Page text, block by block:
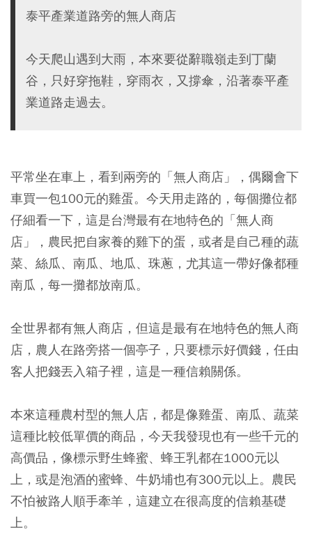
泰平產業道路旁的無人商店
今天爬山遇到大雨，本來要從辭職嶺走到丁蘭
谷，只好穿拖鞋，穿雨衣，又撐傘，沿著泰平產
業道路走過去。
平常坐在車上，看到兩旁的「無人商店」，偶爾會下
車買一包100元的雞蛋。今天用走路的，每個攤位都
仔細看一下，這是台灣最有在地特色的「無人商
店」，農民把自家養的雞下的蛋，或者是自己種的蔬
菜、絲瓜、南瓜、地瓜、珠蔥，尤其這一帶好像都種
南瓜，每一攤都放南瓜。
全世界都有無人商店，但這是最有在地特色的無人商
店，農人在路旁搭一個亭子，只要標示好價錢，任由
客人把錢丟入箱子裡，這是一種信賴關係。
本來這種農村型的無人店，都是像雞蛋、南瓜、蔬菜
這種比較低單價的商品，今天我發現也有一些千元的
高價品，像標示野生蜂蜜、蜂王乳都在1000元以
上，或是泡酒的蜜蜂、牛奶埔也有300元以上。農民
不怕被路人順手牽羊，這建立在很高度的信賴基礎
上。